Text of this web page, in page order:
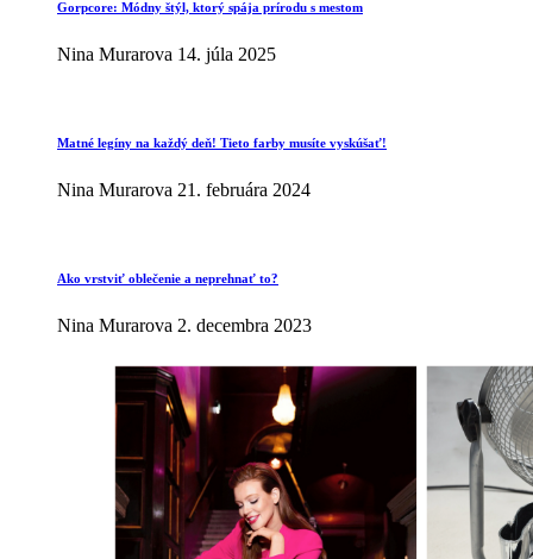
Gorpcore: Módny štýl, ktorý spája prírodu s mestom
Nina Murarova 14. júla 2025
Matné legíny na každý deň! Tieto farby musíte vyskúšať!
Nina Murarova 21. februára 2024
Ako vrstviť oblečenie a neprehnať to?
Nina Murarova 2. decembra 2023